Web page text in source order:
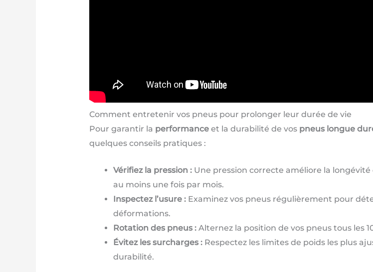
Comment entretenir vos pneus pour prolonger leur durée de vie
Pour garantir la performanceet la durabilité de vos pneus longue
quelques conseils pratiques :
Vérifiez la pression :Une pression correcte améliore la
au moins une fois par mois.
Inspectez l’usure :Examinez vos pneus régulièrement pour
déformations.
Rotation des pneus :Alternez la position de vos pneus tous les
Évitez les surcharges :Respectez les limites de poids les plus
durabilité.